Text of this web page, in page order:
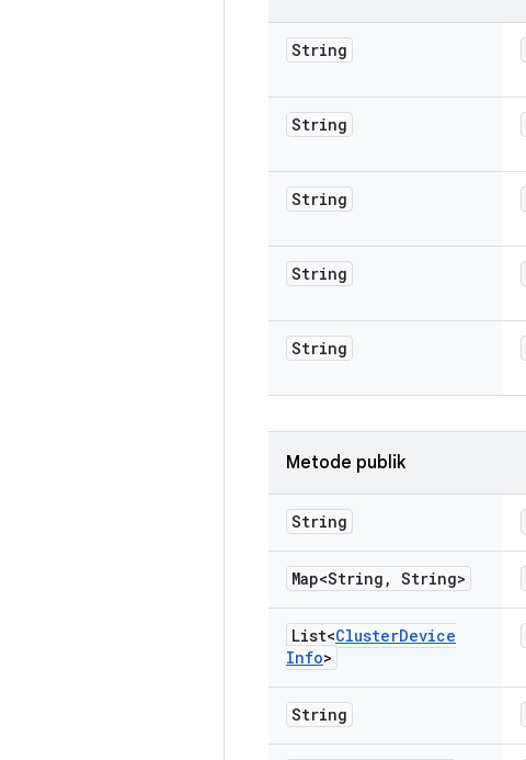
String
String
String
String
String
Metode publik
String
Map<String , String>
List<ClusterDevice
Info>
String